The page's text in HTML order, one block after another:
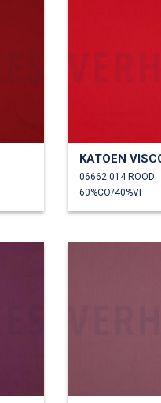
KATOEN
06662.014 ROOD
60%CO/40%VI